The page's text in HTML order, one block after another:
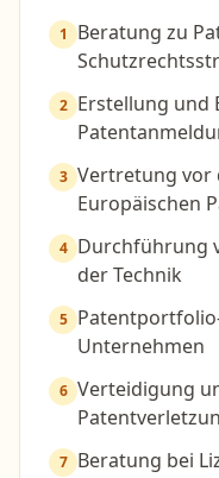
1
Beratung zu
2 Erstellung und
3 Vertretung vor
Europäischen
4 Durchführung
der Technik
5
Unternehmen
6 Verteidigung
7 Beratung bei